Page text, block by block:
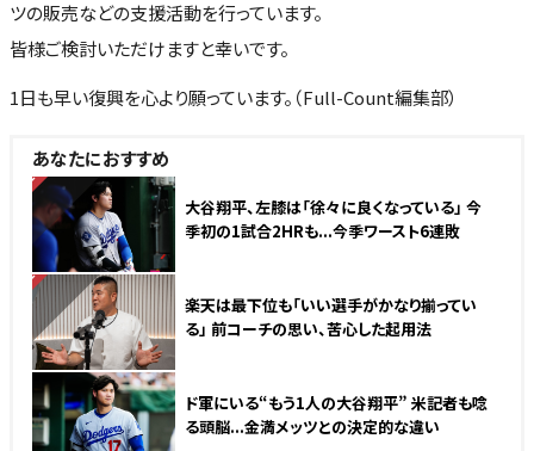
ツの販売などの支援活動を行っています。
皆様ご検討いただけますと幸いです。
1日も早い復興を心より願っています。（Full-Count編集部）
あなたにおすすめ
NEW
大谷翔平、左膝は「徐々に良くなっている」 今
季初の1試合2HRも...今季ワースト6連敗
NEW
楽天は最下位も「いい選手がかなり揃ってい
る」 前コーチの思い、苦心した起用法
ド軍にいる“もう1人の大谷翔平” 米記者も唸
る頭脳...金満メッツとの決定的な違い